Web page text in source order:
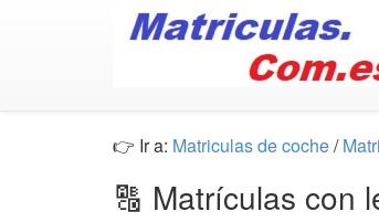
👉 Ir a: Matriculas de coche/
🔠 Matrículas con